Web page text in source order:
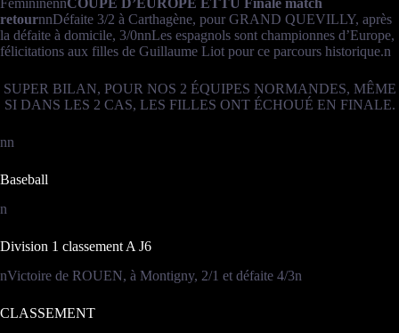
FémininennCOUPE D’EUROPE ETTU Finale match
retournnDéfaite 3/2 à Carthagène, pour GRAND QUEVILLY, après
la défaite à domicile, 3/0nnLes espagnols sont championnes d’Europe,
félicitations aux filles de Guillaume Liot pour ce parcours historique.n
SUPER BILAN, POUR NOS 2 ÉQUIPES NORMANDES, MÊME
SI DANS LES 2 CAS, LES FILLES ONT ÉCHOUÉ EN FINALE.
nn
Baseball
n
Division 1 classement A J6
nVictoire de ROUEN, à Montigny, 2/1 et défaite 4/3n
CLASSEMENT